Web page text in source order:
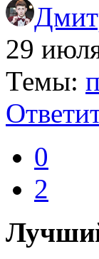
29
Темы:
0
2